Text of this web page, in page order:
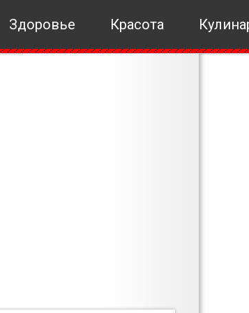
Здоровье Красота